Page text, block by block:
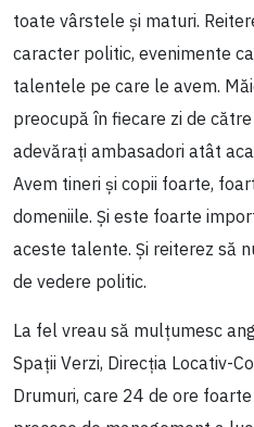
toate vârstele și maturi.
caracter politic, evenimente
talentele pe care le avem.
preocupă în fiecare zi de către
adevărați ambasadori atât
Avem tineri și copii foarte,
domeniile. Și este foarte
aceste talente. Și reiterez să
de vedere politic.
La fel vreau să mulțumesc
Spații Verzi, Direcția Locativ-
Drumuri, care 24 de ore